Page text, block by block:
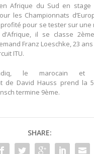
Afrique du Sud en
les Championnats
pour se tester sur une
il se classe
Franz Loeschke, 23
ITU.
le marocain et
de David Hauss prend la
termine 9ème.
SHARE: